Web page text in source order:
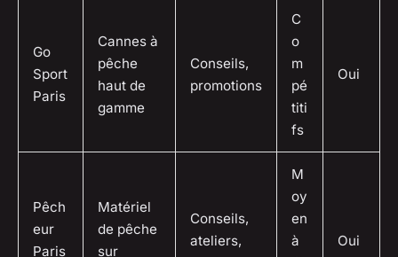
Go
Sport
Paris
Cannes à
pêche
haut de
gamme
Conseils,
promotions
C
o
m
pé
titi
fs
Oui
Pêch
eur
Paris
Matériel
de pêche
sur
Conseils,
ateliers,
M
oy
en
à
Oui